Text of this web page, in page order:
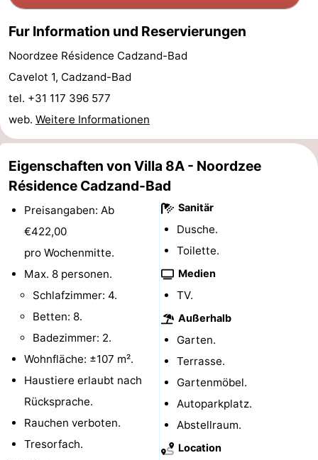
Aussichtspunkte
Attraktionen
Rundfahrten
-
Spielplätze
Indoor-
Spielplätze
-
Bowling
-
Minigolfplätze
Wellness-
Zentren
Dörfer
Städte
Natur
Sport
Schwimmbader
-
Radfahren
Wandern
-
Fur Information und Reservierungen
Noordzee Résidence Cadzand-Bad
Cavelot 1, Cadzand-Bad
tel. +31 117 396 577
web. Weitere Informationen
Eigenschaften von Villa 8A - Noordzee
Résidence Cadzand-Bad
Preisangaben: Ab
€422,00
pro Wochenmitte.
Max. 8 personen.
Schlafzimmer: 4.
Betten: 8.
Badezimmer: 2.
Wohnfläche: ±107 m².
Haustiere erlaubt nach
Rücksprache.
Rauchen verboten.
Tresorfach.
Sanitär
Dusche.
Toilette.
Medien
TV.
Außerhalb
Garten.
Terrasse.
Gartenmöbel.
Autoparkplatz.
Abstellraum.
Location